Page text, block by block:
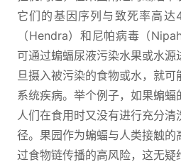
它们的基因序列与致死率高达
（Hendra）和尼帕病毒（
可通过蝙蝠尿液污染水果或水
旦摄入被污染的食物或水，就
系统疾病。举个例子，如果蝙
人们在食用时又没有进行充分
径。果园作为蝙蝠与人类接触的
过食物链传播的高风险，这无